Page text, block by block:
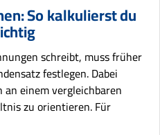
So kalkulierst du
schreibt, muss früher
festlegen. Dabei
an einem vergleichbaren
zu orientieren. Für